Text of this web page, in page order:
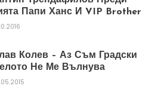
Папи Ханс И VIP Brother
Колев – Аз Съм Градски
Не Ме Вълнува